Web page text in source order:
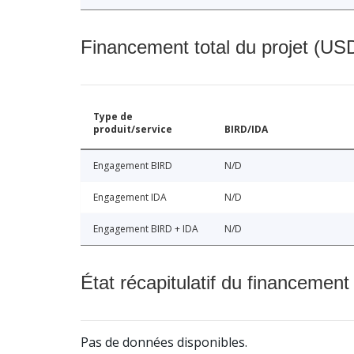
Financement total du projet
Type de
produit/service
BIRD/IDA
Engagement BIRD N/D
Engagement IDA N/D
Engagement BIRD + IDA N/D
État récapitulatif du
Pas de données disponibles.